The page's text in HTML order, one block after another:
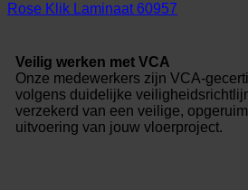
Rose Klik Laminaat 60957
Veilig werken met VCA
Onze medewerkers zijn VCA-
volgens duidelijke
verzekerd van een veilige,
uitvoering van jouw vloerproject.